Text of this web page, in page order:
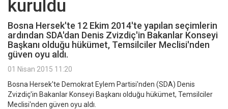
kuruldu
Bosna Hersek'te 12 Ekim 2014'te yapılan seçimlerin
ardından SDA'dan Denis Zvizdiç'in Bakanlar Konseyi
Başkanı olduğu hükümet, Temsilciler Meclisi'nden
güven oyu aldı.
01 Nisan 2015 11:20
Bosna Hersek'te Demokrat Eylem Partisi'nden (SDA) Denis
Zvizdiç'in Bakanlar Konseyi Başkanı olduğu hükümet, Temsilciler
Meclisi'nden güven oyu aldı.